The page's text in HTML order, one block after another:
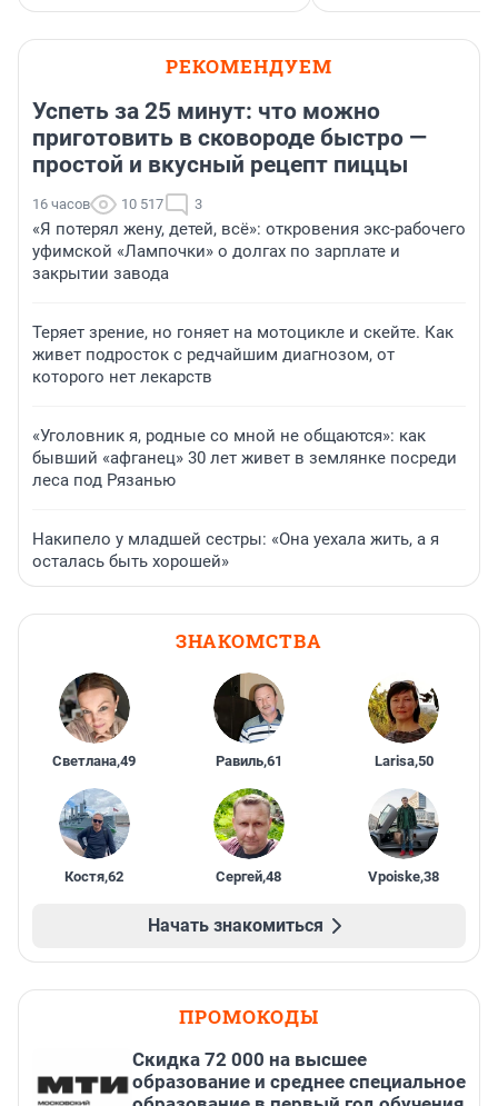
РЕКОМЕНДУЕМ
Успеть за 25 минут: что можно
приготовить в сковороде быстро —
простой и вкусный рецепт пиццы
16 часов 10 517 3
«Я потерял жену, детей, всё»: откровения экс-рабочего
уфимской «Лампочки» о долгах по зарплате и
закрытии завода
Теряет зрение, но гоняет на мотоцикле и скейте. Как
живет подросток с редчайшим диагнозом, от
которого нет лекарств
«Уголовник я, родные со мной не общаются»: как
бывший «афганец» 30 лет живет в землянке посреди
леса под Рязанью
Накипело у младшей сестры: «Она уехала жить, а я
осталась быть хорошей»
ЗНАКОМСТВА
Светлана,49 Равиль,61 Larisa,50
Костя,62 Сергей,48 Vpoiske,38
Начать знакомиться
ПРОМОКОДЫ
Скидка 72 000 на высшее
образование и среднее специальное